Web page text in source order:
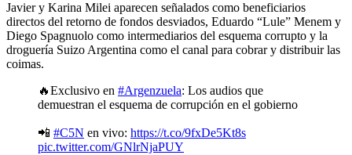
Javier y Karina Milei aparecen señalados como beneficiarios
directos del retorno de fondos desviados, Eduardo “Lule” Menem y
Diego Spagnuolo como intermediarios del esquema corrupto y la
droguería Suizo Argentina como el canal para cobrar y distribuir las
coimas.
🔥Exclusivo en #Argenzuela: Los audios que
demuestran el esquema de corrupción en el gobierno
📲 #C5N en vivo: https://t.co/9fxDe5Kt8s
pic.twitter.com/GNlrNjaPUY